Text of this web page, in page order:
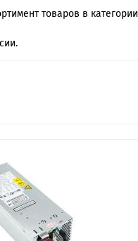
товаров в категории